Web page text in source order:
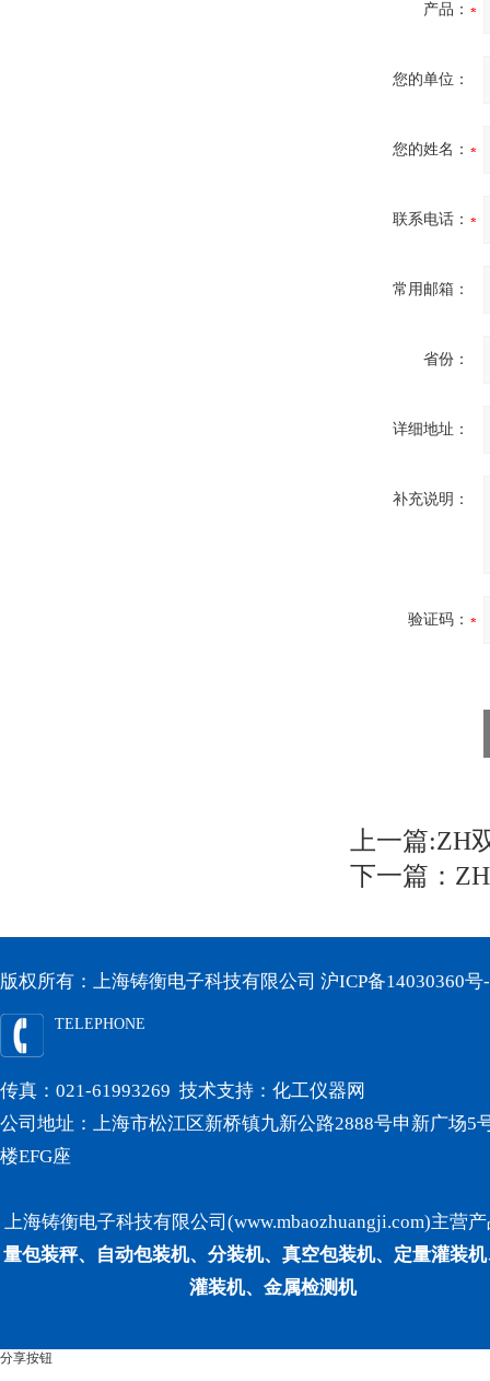
产品：
您的单位：
您的姓名：
联系电话：
常用邮箱：
省份：
详细地址：
补充说明：
验证码：
上一篇:ZH
下一篇：
版权所有：上海铸衡电子科技有限公司 沪ICP备14030360号
TELEPHONE
传真：021-61993269 技术支持： 化工仪器网
公司地址：上海市松江区新桥镇九新公路2888号申新广场5
楼EFG座
上海铸衡电子科技有限公司(www.mbaozhuangji.com)主营
量包装秤、自动包装机、分装机、真空包装机、定量灌装
灌装机、金属检测机
分享按钮